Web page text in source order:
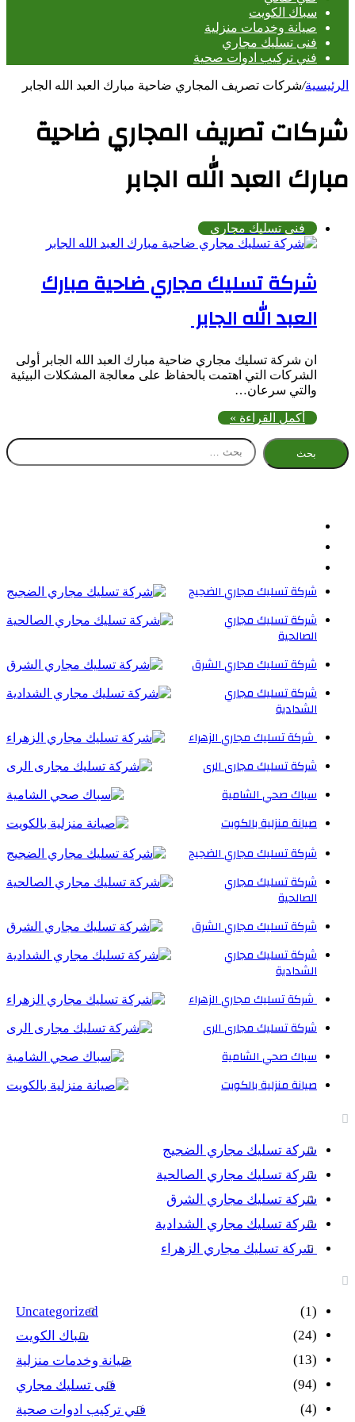
سباك الكويت
صيانة وخدمات منزلية
فنى تسليك مجاري
فني تركيب ادوات صحية
الرئيسية/شركات تصريف المجاري ضاحية مبارك العبد الله الجابر
شركات تصريف المجاري ضاحية
مبارك العبد الله الجابر
فنى تسليك مجاري
شركة تسليك مجاري ضاحية مبارك
العبد الله الجابر
ان شركة تسليك مجاري ضاحية مبارك العبد الله الجابر أولى
الشركات التي اهتمت بالحفاظ على معالجة المشكلات البيئية
والتي سرعان…
أكمل القراءة »
البحث
عن:
شركة تسليك مجاري الضجيج
شركة تسليك مجاري
الصالحية
شركة تسليك مجاري الشرق
شركة تسليك مجاري
الشدادية
شركة تسليك مجاري الزهراء
شركة تسليك مجارى الرى
سباك صحي الشامية
صيانة منزلية بالكويت
شركة تسليك مجاري الضجيج
شركة تسليك مجاري
الصالحية
شركة تسليك مجاري الشرق
شركة تسليك مجاري
الشدادية
شركة تسليك مجاري الزهراء
شركة تسليك مجارى الرى
سباك صحي الشامية
صيانة منزلية بالكويت
أحدث المقالات
شركة تسليك مجاري الضجيج
شركة تسليك مجاري الصالحية
شركة تسليك مجاري الشرق
شركة تسليك مجاري الشدادية
شركة تسليك مجاري الزهراء
تصنيفات
Uncategorized
(1)
سباك الكويت
(24)
صيانة وخدمات منزلية
(13)
فنى تسليك مجاري
(94)
فني تركيب ادوات صحية
(4)